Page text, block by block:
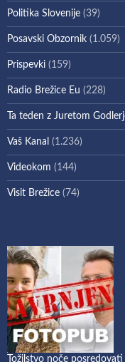
Politika Slovenije (39)
Posavski Obzornik (1.059)
Prispevki (159)
Radio Brežice Eu (228)
Ta teden z Juretom
Vaš Kanal (1.236)
Videokom (144)
Visit Brežice (74)
Tožilstvo noče